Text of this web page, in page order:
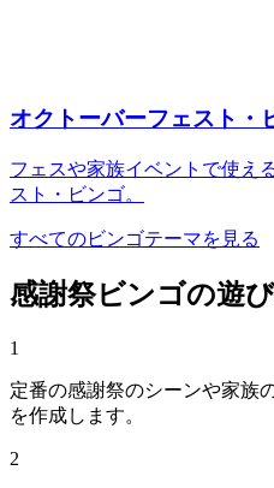
オクトーバーフェスト・
フェスや家族イベントで使え
スト・ビンゴ。
すべてのビンゴテーマを見る
感謝祭ビンゴの遊
1
定番の感謝祭のシーンや家族
を作成します。
2